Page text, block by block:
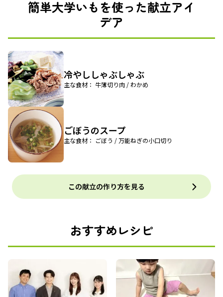
簡単大学いもを使った献立アイ
デア
冷やししゃぶしゃぶ
主な食材： 牛薄切り肉 / わかめ
ごぼうのスープ
主な食材： ごぼう / 万能ねぎの小口切り
この献立の作り方を見る
おすすめレシピ